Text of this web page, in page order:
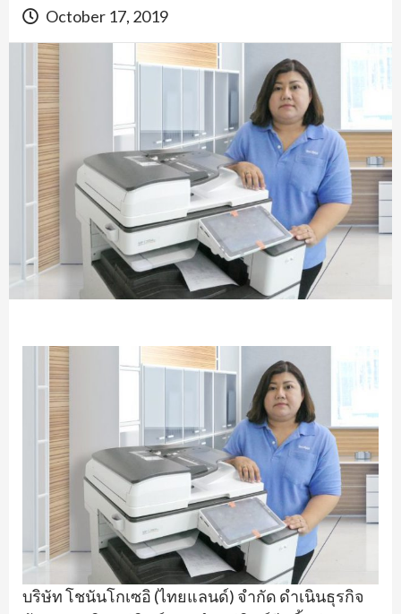
October 17, 2019
บริษัท โชนันโกเซอิ (ไทยแลนด์) จำกัด ดำเนินธุรกิจ